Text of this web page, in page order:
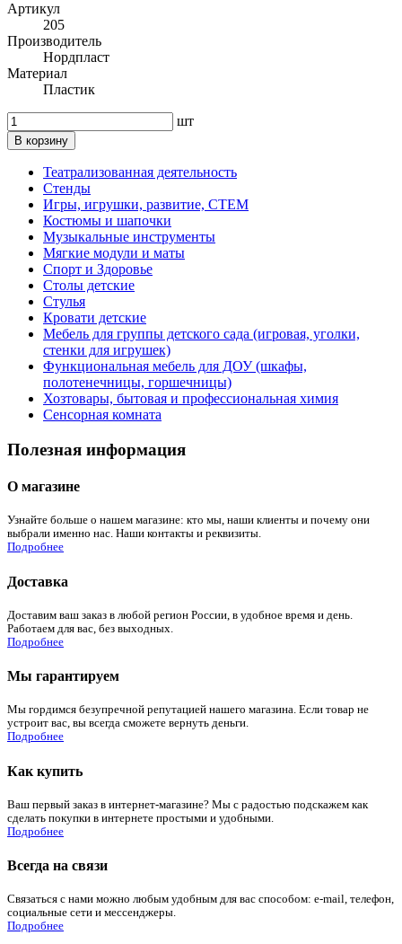
Артикул
205
Производитель
Нордпласт
Материал
Пластик
шт
В корзину
Театрализованная деятельность
Стенды
Игры, игрушки, развитие, СТЕМ
Костюмы и шапочки
Музыкальные инструменты
Мягкие модули и маты
Спорт и Здоровье
Столы детские
Стулья
Кровати детские
Мебель для группы детского сада (игровая, уголки,
стенки для игрушек)
Функциональная мебель для ДОУ (шкафы,
полотенечницы, горшечницы)
Хозтовары, бытовая и профессиональная химия
Сенсорная комната
Полезная информация
О магазине
Узнайте больше о нашем магазине: кто мы, наши клиенты и почему они
выбрали именно нас. Наши контакты и реквизиты.
Подробнее
Доставка
Доставим ваш заказ в любой регион России, в удобное время и день.
Работаем для вас, без выходных.
Подробнее
Мы гарантируем
Мы гордимся безупречной репутацией нашего магазина. Если товар не
устроит вас, вы всегда сможете вернуть деньги.
Подробнее
Как купить
Ваш первый заказ в интернет-магазине? Мы с радостью подскажем как
сделать покупки в интернете простыми и удобными.
Подробнее
Всегда на связи
Связаться с нами можно любым удобным для вас способом: e-mail, телефон,
социальные сети и мессенджеры.
Подробнее